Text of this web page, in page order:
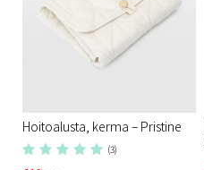
Hoitoalusta, kerma – Pristine
(3)